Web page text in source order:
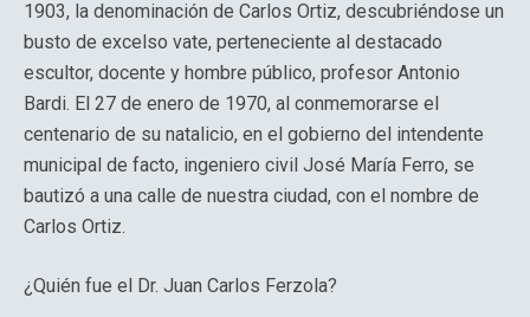
1903, la denominación de Carlos Ortiz, descubriéndose un
busto de excelso vate, perteneciente al destacado
escultor, docente y hombre público, profesor Antonio
Bardi. El 27 de enero de 1970, al conmemorarse el
centenario de su natalicio, en el gobierno del intendente
municipal de facto, ingeniero civil José María Ferro, se
bautizó a una calle de nuestra ciudad, con el nombre de
Carlos Ortiz.
¿Quién fue el Dr. Juan Carlos Ferzola?